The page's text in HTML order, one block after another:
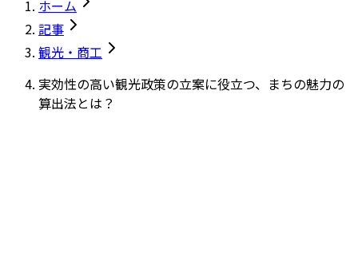
ホーム
記事
観光・商工
実効性の高い観光政策の立案に役立つ、まちの魅力の
算出法とは？